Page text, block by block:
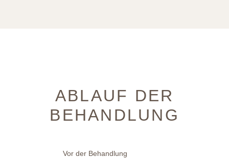
ABLAUF DER
BEHANDLUNG
Vor der Behandlung